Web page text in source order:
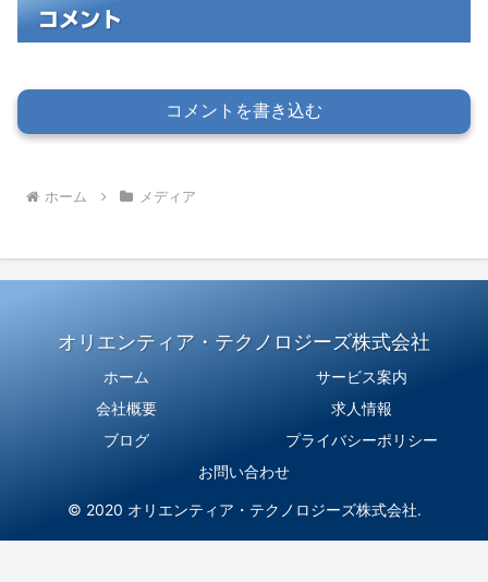
コメント
コメントを書き込む
ホーム メディア
オリエンティア・テクノロジーズ株式会社
ホーム
サービス案内
会社概要
求人情報
ブログ
プライバシーポリシー
お問い合わせ
© 2020 オリエンティア・テクノロジーズ株式会社.